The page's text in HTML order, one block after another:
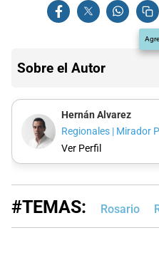
Sobre el Autor
Hernán Alvarez
Regionales | Mirador
Ver Perfil
#TEMAS: Rosario